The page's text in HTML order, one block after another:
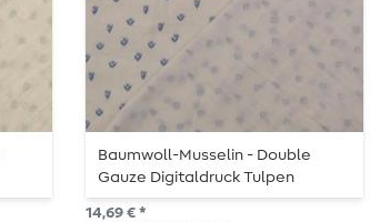
Baumwoll-Musselin - Double
Gauze Digitaldruck Tulpen
Offweiß Jeansblau
14,69 € *